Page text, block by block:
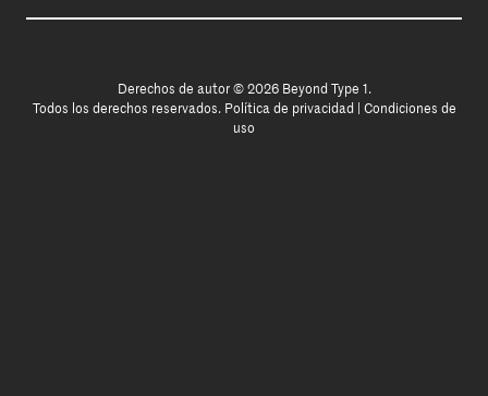
Derechos de autor © 2026 Beyond Type 1.
Todos los derechos reservados. Política de privacidad
Condiciones de
uso